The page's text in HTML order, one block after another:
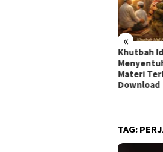
«
Khutbah
Materi
Download
TAG: